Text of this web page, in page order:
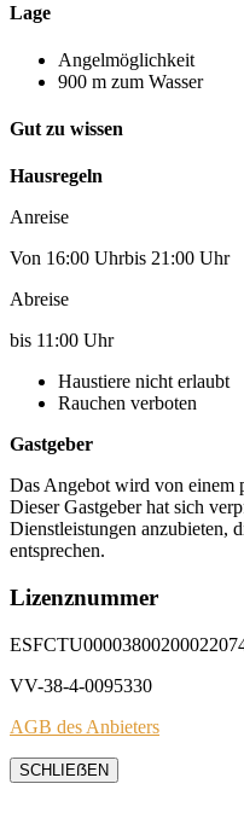
Lage
Angelmöglichkeit
900 m zum Wasser
Gut zu wissen
Hausregeln
Anreise
Von 16:00 Uhrbis 21:00 Uhr
Abreise
bis 11:00 Uhr
Haustiere nicht erlaubt
Rauchen verboten
Gastgeber
Das Angebot wird von einem
Dieser Gastgeber hat sich
Dienstleistungen anzubieten,
entsprechen.
Lizenznummer
VV-38-4-0095330
AGB des Anbieters
SCHLIEẞEN